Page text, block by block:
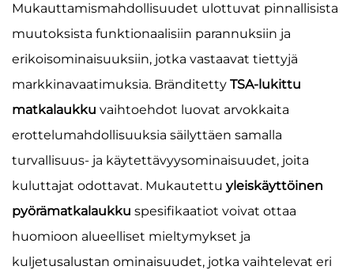
Mukauttamismahdollisuudet ulottuvat pinnallisista
muutoksista funktionaalisiin parannuksiin ja
erikoisominaisuuksiin, jotka vastaavat tiettyjä
markkinavaatimuksia. Bränditetty TSA-lukittu
matkalaukku vaihtoehdot luovat arvokkaita
erottelumahdollisuuksia säilyttäen samalla
turvallisuus- ja käytettävyysominaisuudet, joita
kuluttajat odottavat. Mukautettu yleiskäyttöinen
pyörämatkalaukku spesifikaatiot voivat ottaa
huomioon alueelliset mieltymykset ja
kuljetusalustan ominaisuudet, jotka vaihtelevat eri